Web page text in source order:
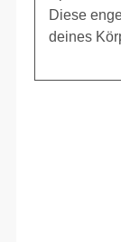
Diese
deines